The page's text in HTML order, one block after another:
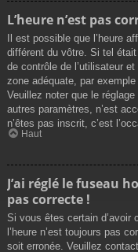
L’heure n’est pas
Il est possible que l’heure
différent du vôtre. Si tel
de contrôle de l’utilisateur
zone adéquate, par
Veuillez noter que le
autres paramètres, n’est
n’êtes pas inscrit, c’est
Haut
J’ai réglé le fuseau
pas correcte !
Si vous êtes certain d’avoir
l’heure n’est toujours pas
soit erronée. Veuillez